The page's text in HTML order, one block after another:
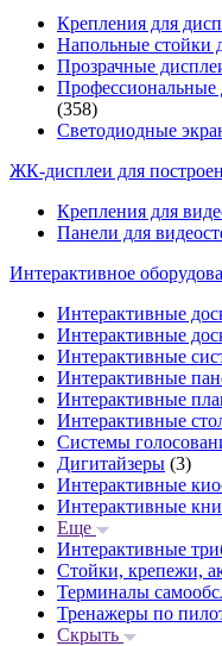
Крепления для
Напольные стойки
Прозрачные
(358)
Светодиодные
ЖК-дисплеи для
Крепления для
Панели для
Интерактивное
Интерактивные
Интерактивные
Интерактивные
Интерактивные
Интерактивные
Интерактивные
Системы
Дигитайзеры (3)
Интерактивные
Интерактивные
Еще
Интерактивные
Стойки, крепежи,
Терминалы
Тренажеры по
Скрыть